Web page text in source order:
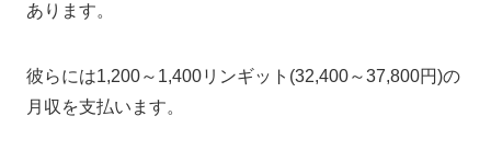
あります。
彼らには1,200～1,400リンギット(32,400～37,800円)の
月収を支払います。